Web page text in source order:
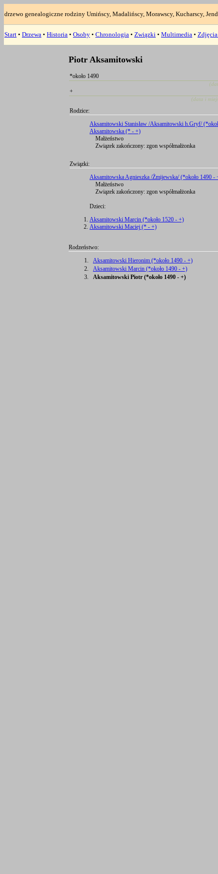
drzewo genealogiczne rodziny Umińscy, Madalińscy, Morawscy, Kucharscy,
Start • Drzewa • Historia • Osoby • Chronologia • Związki • Multimedia •
Piotr Aksamitowski
*około 1490
+
(data i
Rodzice:
Aksamitowski Stanisław /Aksamitowski h.Gryf/
Aksamitowska (* - +)
Małżeństwo
Związek zakończony: zgon współmałżonka
Związki:
Aksamitowska Agnieszka /Żmijewska/ (*około 1490 -
Małżeństwo
Związek zakończony: zgon współmałżonka
Dzieci:
Aksamitowski Marcin (*około 1520 - +)
Aksamitowski Maciej (* - +)
Rodzeństwo:
1.
Aksamitowski Hieronim (*około 1490 - +)
2.
Aksamitowski Marcin (*około 1490 - +)
3.
Aksamitowski Piotr (*około 1490 - +)